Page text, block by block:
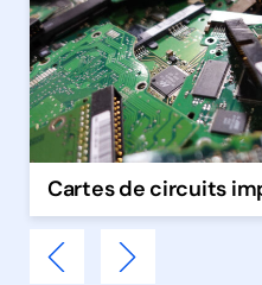
Cartes de circuits